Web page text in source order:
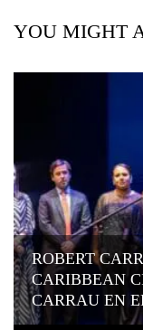
YOU MIGHT
ROBERT
CARIBBEAN
CARRAU EN